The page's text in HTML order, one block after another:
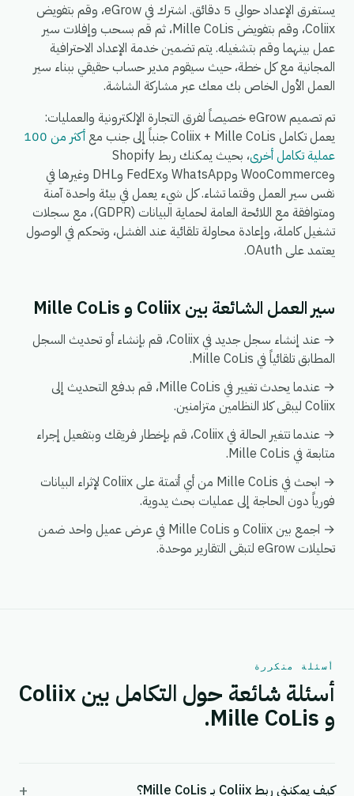
يستغرق الإعداد حوالي 5 دقائق. اشترك في eGrow، وقم بتفويض
Coliix، وقم بتفويض Mille CoLis، ثم قم بسحب وإفلات سير
عمل بينهما وقم بتشغيله. يتم تضمين خدمة الإعداد الاحترافية
المجانية مع كل خطة، حيث سيقوم مدير حساب حقيقي ببناء سير
العمل الأول الخاص بك معك عبر مشاركة الشاشة.
تم تصميم eGrow خصيصاً لفرق التجارة الإلكترونية والعمليات:
يعمل تكامل Coliix + Mille CoLis جنباً إلى جنب مع
أكثر من 100
عملية تكامل أخرى
، بحيث يمكنك ربط Shopify
وWooCommerce وWhatsApp وFedEx وDHL وغيرها في
نفس سير العمل وقتما تشاء. كل شيء يعمل في بيئة واحدة آمنة
ومتوافقة مع اللائحة العامة لحماية البيانات (GDPR)، مع سجلات
تشغيل كاملة، وإعادة محاولة تلقائية عند الفشل، وتحكم في الوصول
يعتمد على OAuth.
سير العمل الشائعة بين Coliix و Mille CoLis
→ عند إنشاء سجل جديد في Coliix، قم بإنشاء أو تحديث السجل
المطابق تلقائياً في Mille CoLis.
→ عندما يحدث تغيير في Mille CoLis، قم بدفع التحديث إلى
Coliix ليبقى كلا النظامين متزامنين.
→ عندما تتغير الحالة في Coliix، قم بإخطار فريقك وبتفعيل إجراء
متابعة في Mille CoLis.
→ ابحث في Mille CoLis من أي أتمتة على Coliix لإثراء البيانات
فورياً دون الحاجة إلى عمليات بحث يدوية.
→ اجمع بين Coliix و Mille CoLis في عرض عميل واحد ضمن
تحليلات eGrow لتبقى التقارير موحدة.
أسئلة متكررة
أسئلة شائعة حول التكامل بين Coliix
و Mille CoLis.
كيف يمكنني ربط Coliix بـ Mille CoLis؟ +